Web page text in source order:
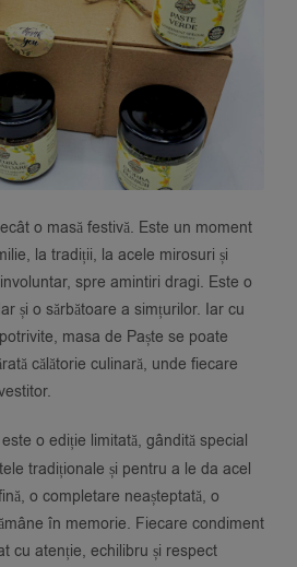
o masă festivă. Este un moment
la tradiții, la acele mirosuri și
spre amintiri dragi. Este o
și o sărbătoare a simțurilor. Iar cu
masa de Paște se poate
călătorie culinară, unde fiecare
este o ediție limitată, gândită special
tradiționale și pentru a le da acel
o completare neașteptată, o
în memorie. Fiecare condiment
cu atenție, echilibru și respect